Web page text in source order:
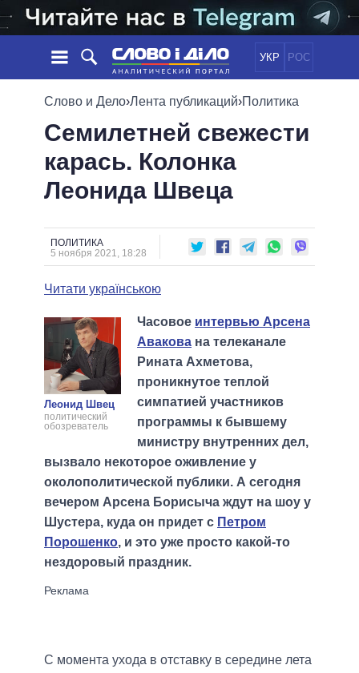
УКР РОС
НОВОСТИ
ЛЕНТА
СОБЫТИЯ
СТАТЬИ
ОБЗОРЫ
ДАЙДЖЕСТЫ
ПОЛИТИКА
ЭКОНОМИКА
ОБЩЕСТВО
МИР
ОБЕЩАНИЯ
ПОЛИТИКИ
ВСЕ ПОЛИТИКИ
ПРЕЗИДЕНТ И ОФИС
ВЕРХОВНАЯ РАДА
МЭРЫ
ВСЕ ПЕРСОНЫ
ИНФОГРАФИКА
ВИДЕО
Слово и Дело›Лента публикаций›Политика
Семилетней свежести
карась. Колонка
Леонида Швеца
ПОЛИТИКА
5 ноября 2021, 18:28
Читати українською
Леонид Швец
политический
обозреватель
Часовое интервью Арсена
Авакова на телеканале
Рината Ахметова,
проникнутое теплой
симпатией участников
программы к бывшему
министру внутренних дел,
вызвало некоторое оживление у
околополитической публики. А сегодня
вечером Арсена Борисыча ждут на шоу у
Шустера, куда он придет с Петром
Порошенко, и это уже просто какой-то
нездоровый праздник.
С момента ухода в отставку в середине лета